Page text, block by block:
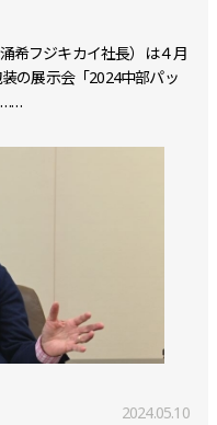
希フジキカイ社長）は４月
の展示会「2024中部パッ
……
2024.05.10